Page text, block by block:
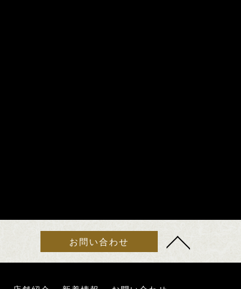
お問い合わせ